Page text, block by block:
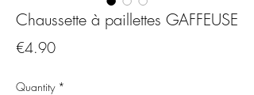
Chaussette à paillettes GAFFEUSE
€4.90Price
Quantity *